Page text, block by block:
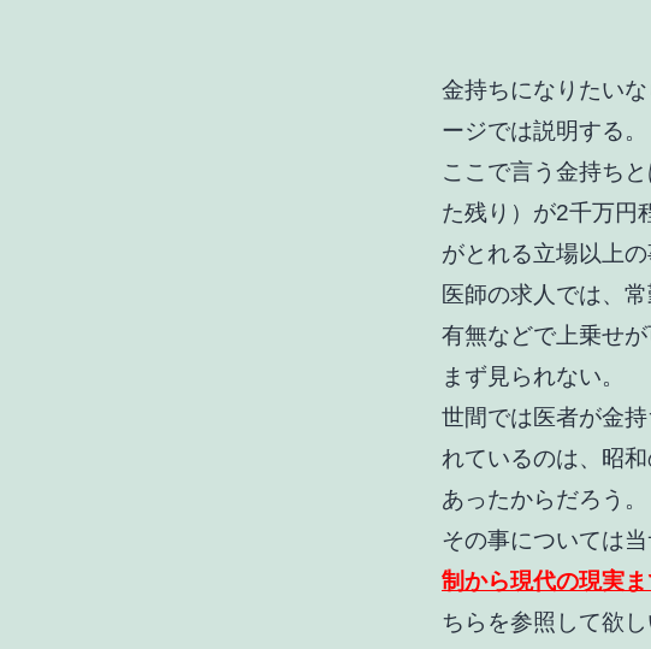
金持ちになりたい
ージでは説明する。
ここで言う金持ち
た残り）が2千万円
がとれる立場以上の
医師の求人では、
有無などで上乗せ
まず見られない。
世間では医者が金
れているのは、昭
あったからだろう。
その事については
制から現代の現実
ちらを参照して欲し